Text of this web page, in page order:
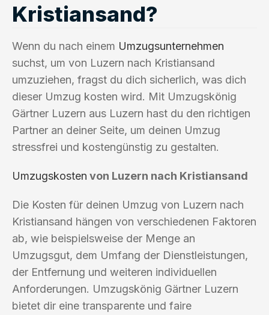
Kristiansand?
Wenn du nach einem Umzugsunternehmen
suchst, um von Luzern nach Kristiansand
umzuziehen, fragst du dich sicherlich, was dich
dieser Umzug kosten wird. Mit Umzugskönig
Gärtner Luzern aus Luzern hast du den richtigen
Partner an deiner Seite, um deinen Umzug
stressfrei und kostengünstig zu gestalten.
Umzugskosten von Luzern nach Kristiansand
Die Kosten für deinen Umzug von Luzern nach
Kristiansand hängen von verschiedenen Faktoren
ab, wie beispielsweise der Menge an
Umzugsgut, dem Umfang der Dienstleistungen,
der Entfernung und weiteren individuellen
Anforderungen. Umzugskönig Gärtner Luzern
bietet dir eine transparente und faire